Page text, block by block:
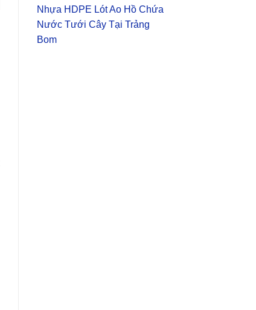
Nhựa HDPE Lót Ao Hồ Chứa
Nước Tưới Cây Tại Trảng
Bom